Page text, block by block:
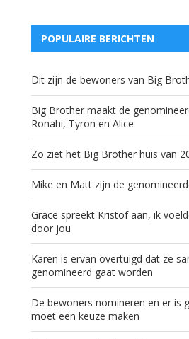
POPULAIRE BERICHTEN
Dit zijn de bewoners van Big
Big Brother maakt de
Ronahi, Tyron en Alice
Zo ziet het Big Brother huis van
Mike en Matt zijn de
Grace spreekt Kristof aan, ik
door jou
Karen is ervan overtuigd dat ze
genomineerd gaat worden
De bewoners nomineren en er is
moet een keuze maken